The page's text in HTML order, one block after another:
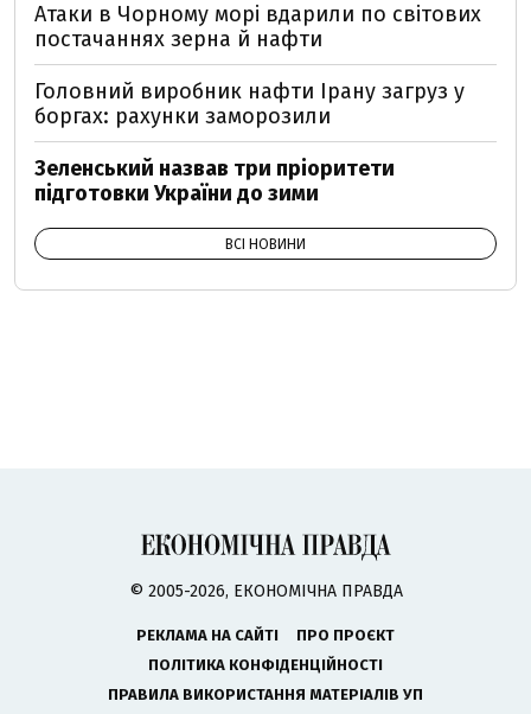
Атаки в Чорному морі вдарили по світових
постачаннях зерна й нафти
Головний виробник нафти Ірану загруз у
боргах: рахунки заморозили
Зеленський назвав три пріоритети
підготовки України до зими
ВСІ НОВИНИ
© 2005-2026, ЕКОНОМІЧНА ПРАВДА
РЕКЛАМА НА САЙТІ
ПРО ПРОЄКТ
ПОЛІТИКА КОНФІДЕНЦІЙНОСТІ
ПРАВИЛА ВИКОРИСТАННЯ МАТЕРІАЛІВ УП